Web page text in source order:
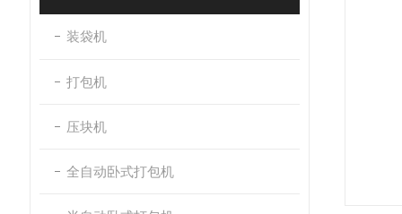
装袋机
打包机
压块机
全自动卧式打包机